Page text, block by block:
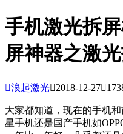
手机激光拆
屏神器之激
浪起激光2018-12-27
大家都知道，现在的手机
星手机还是国产手机如